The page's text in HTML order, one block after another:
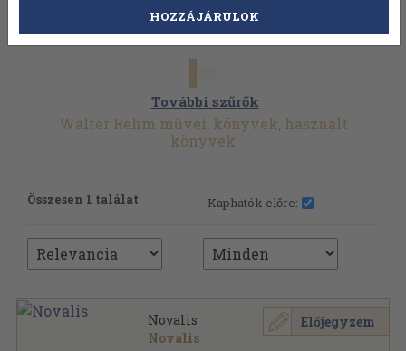
További szűrők
Walter Rehm művei, könyvek, használt
könyvek
Összesen 1 találat Kaphatók előre:
Novalis
Novalis
Előjegyzem
HOZZÁJÁRULOK